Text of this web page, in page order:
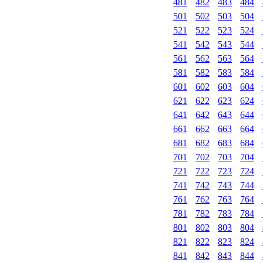
481 482 483 484
501
502 503 504
521
522 523 524
541
542 543 544
561
562 563 564
581
582 583 584
601
602 603 604
621
622 623 624
641
642 643 644
661
662 663 664
681
682 683 684
701
702 703 704
721
722 723 724
741
742 743 744
761
762 763 764
781
782 783 784
801
802 803 804
821
822 823 824
841
842 843 844